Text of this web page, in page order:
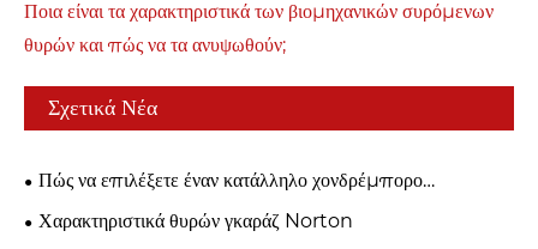
Ποια είναι τα χαρακτηριστικά των βιομηχανικών συρόμενων
θυρών και πώς να τα ανυψωθούν;
Σχετικά Νέα
Πώς να επιλέξετε έναν κατάλληλο χονδρέμπορο
γκαραζόπορτας;
Χαρακτηριστικά θυρών γκαράζ Norton